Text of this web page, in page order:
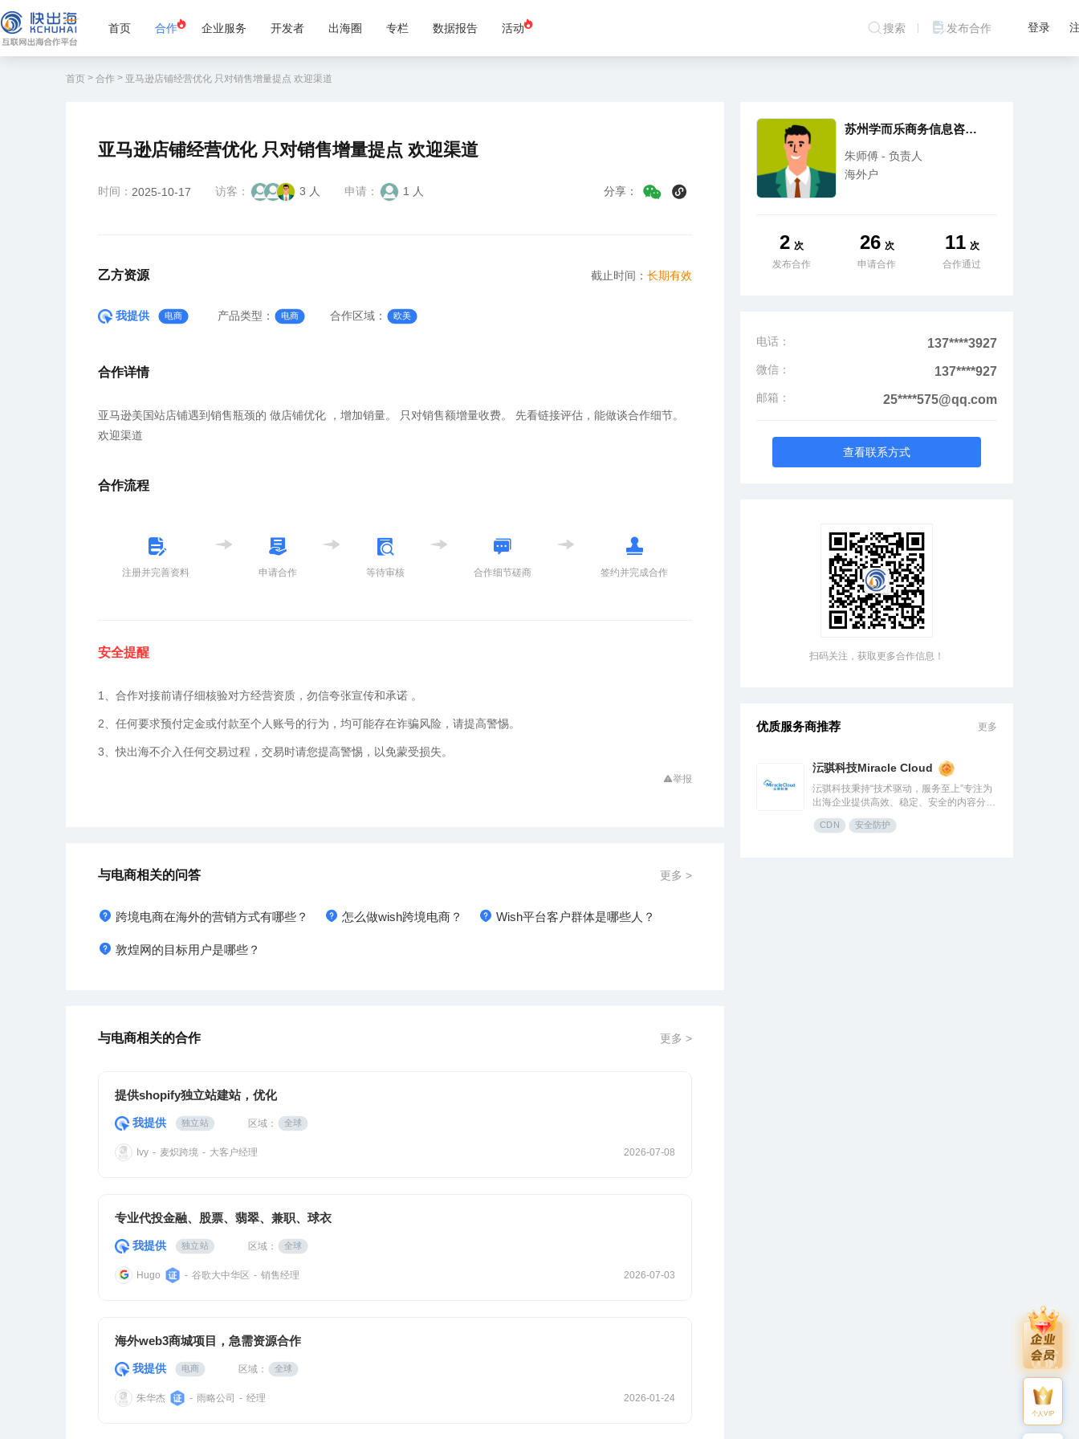
首页 合作 企业服务 开发者 出海圈 专栏 数据报告 活动 搜索 发布合作 登录
首页 > 合作 > 亚马逊店铺经营优化 只对销售增量提点 欢迎渠道
亚马逊店铺经营优化 只对销售增量提点 欢迎渠道
时间： 2025-10-17 访客： 3 人 申请： 1 人 分享：
乙方资源 截止时间： 长期有效
我提供 电商 产品类型： 电商 合作区域： 欧美
合作详情
亚马逊美国站店铺遇到销售瓶颈的 做店铺优化 ，增加销量。 只对销售额增量收费。 先看链接评估，能做谈合作细节。
欢迎渠道
合作流程
注册并完善资料 申请合作 等待审核 合作细节磋商 签约并完成合作
安全提醒
1、合作对接前请仔细核验对方经营资质，勿信夸张宣传和承诺 。
2、任何要求预付定金或付款至个人账号的行为，均可能存在诈骗风险，请提高警惕。
3、快出海不介入任何交易过程，交易时请您提高警惕，以免蒙受损失。
举报
与电商相关的问答 更多 >
跨境电商在海外的营销方式有哪些？ 怎么做wish跨境电商？ Wish平台客户群体是哪些人？
敦煌网的目标用户是哪些？
与电商相关的合作 更多 >
提供shopify独立站建站，优化
我提供 独立站 区域： 全球
Ivy - 麦炽跨境 - 大客户经理 2026-07-08
专业代投金融、股票、翡翠、兼职、球衣
我提供 独立站 区域： 全球
Hugo - 谷歌大中华区 - 销售经理 2026-07-03
海外web3商城项目，急需资源合作
我提供 电商 区域： 全球
朱华杰 - 雨略公司 - 经理 2026-01-24
苏州学而乐商务信息咨询有限公司
朱师傅 - 负责人
海外户
2 次
发布合作
26 次
申请合作
11 次
合作通过
电话： 137****3927
微信： 137****927
邮箱： 25****575@qq.com
查看联系方式
扫码关注，获取更多合作信息！
优质服务商推荐 更多
沄骐科技Miracle Cloud
沄骐科技秉持“技术驱动，服务至上”专注为
出海企业提供高效、稳定、安全的内容分发
（CDN）与云服务解决方案，是全球边缘
云领导者Fastly中国区首个合作伙伴。团队
CDN 安全防护
个人VIP